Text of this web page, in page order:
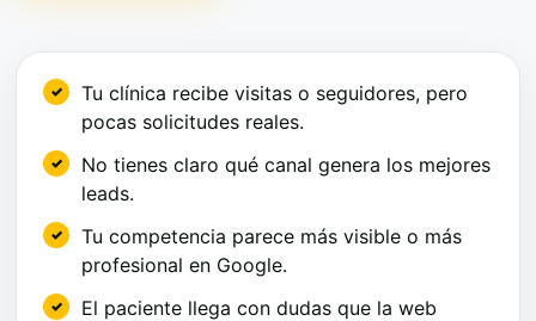
Tu clínica recibe visitas o seguidores, pero
pocas solicitudes reales.
No tienes claro qué canal genera los mejores
leads.
Tu competencia parece más visible o más
profesional en Google.
El paciente llega con dudas que la web